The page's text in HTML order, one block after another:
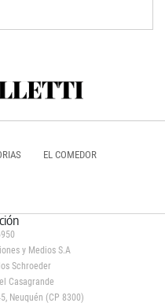
EL COMEDOR
y Medios S.A
Schroeder
Casagrande
Neuquén (CP 8300)